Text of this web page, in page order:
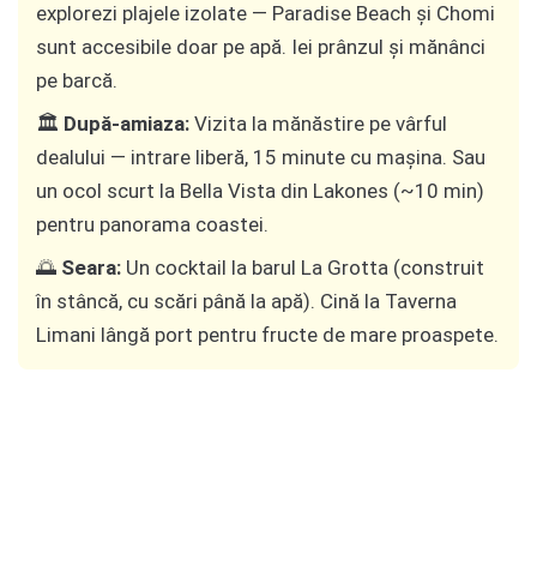
explorezi plajele izolate — Paradise Beach și Chomi
sunt accesibile doar pe apă. Iei prânzul și mănânci
pe barcă.
🏛️ După-amiaza: Vizita la mănăstire pe vârful
dealului — intrare liberă, 15 minute cu mașina. Sau
un ocol scurt la Bella Vista din Lakones (~10 min)
pentru panorama coastei.
🌅 Seara: Un cocktail la barul La Grotta (construit
în stâncă, cu scări până la apă). Cină la Taverna
Limani lângă port pentru fructe de mare proaspete.